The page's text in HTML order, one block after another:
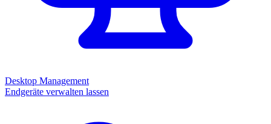
Desktop Management
Endgeräte verwalten lassen